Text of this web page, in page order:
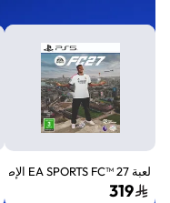
لعبة EA SPORTS FC™ 27 الإصدار القياسي لجهاز بلايستيشن 5 (PS5)
319